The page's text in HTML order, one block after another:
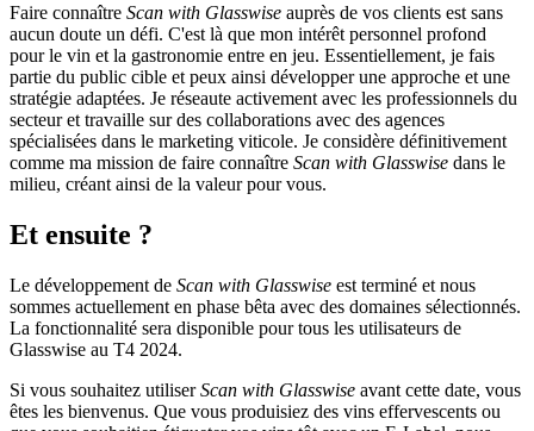
Faire connaître Scan with Glasswise auprès de vos clients est sans
aucun doute un défi. C'est là que mon intérêt personnel profond
pour le vin et la gastronomie entre en jeu. Essentiellement, je fais
partie du public cible et peux ainsi développer une approche et une
stratégie adaptées. Je réseaute activement avec les professionnels du
secteur et travaille sur des collaborations avec des agences
spécialisées dans le marketing viticole. Je considère définitivement
comme ma mission de faire connaître Scan with Glasswise dans le
milieu, créant ainsi de la valeur pour vous.
Et ensuite ?
Le développement de Scan with Glasswise est terminé et nous
sommes actuellement en phase bêta avec des domaines sélectionnés.
La fonctionnalité sera disponible pour tous les utilisateurs de
Glasswise au T4 2024.
Si vous souhaitez utiliserScan with Glasswise avant cette date, vous
êtes les bienvenus. Que vous produisiez des vins effervescents ou